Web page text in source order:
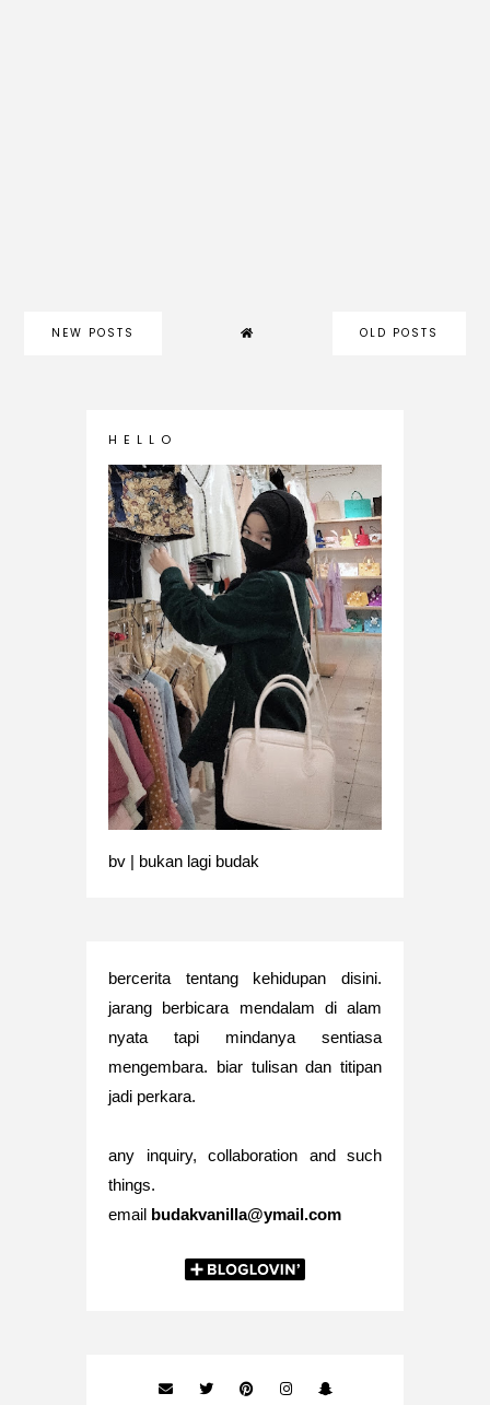
NEW POSTS OLD POSTS
H E L L O
bv | bukan lagi budak
bercerita tentang kehidupan disini.
jarang berbicara mendalam di alam
nyata tapi mindanya sentiasa
mengembara. biar tulisan dan titipan
jadi perkara.
any inquiry, collaboration and such
things.
email budakvanilla@ymail.com